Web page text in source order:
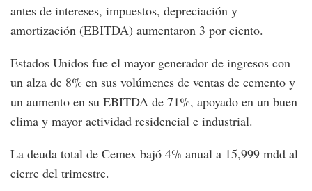
antes de intereses, impuestos, depreciación y
amortización (EBITDA) aumentaron 3 por ciento.
Estados Unidos fue el mayor generador de ingresos con
un alza de 8% en sus volúmenes de ventas de cemento y
un aumento en su EBITDA de 71%, apoyado en un buen
clima y mayor actividad residencial e industrial.
La deuda total de Cemex bajó 4% anual a 15,999 mdd al
cierre del trimestre.